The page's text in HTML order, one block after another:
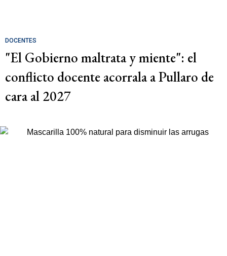
DOCENTES
"El Gobierno maltrata y miente": el
conflicto docente acorrala a Pullaro de
cara al 2027